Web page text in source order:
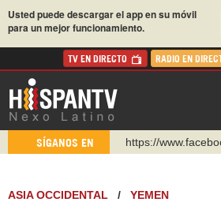
Usted puede descargar el app en su móvil
para un mejor funcionamiento.
TV EN DIRECTO RADIO EN
SÍGANOS EN
https://
http://twitter.com/
ASIA OCCIDENTAL / YEMEN